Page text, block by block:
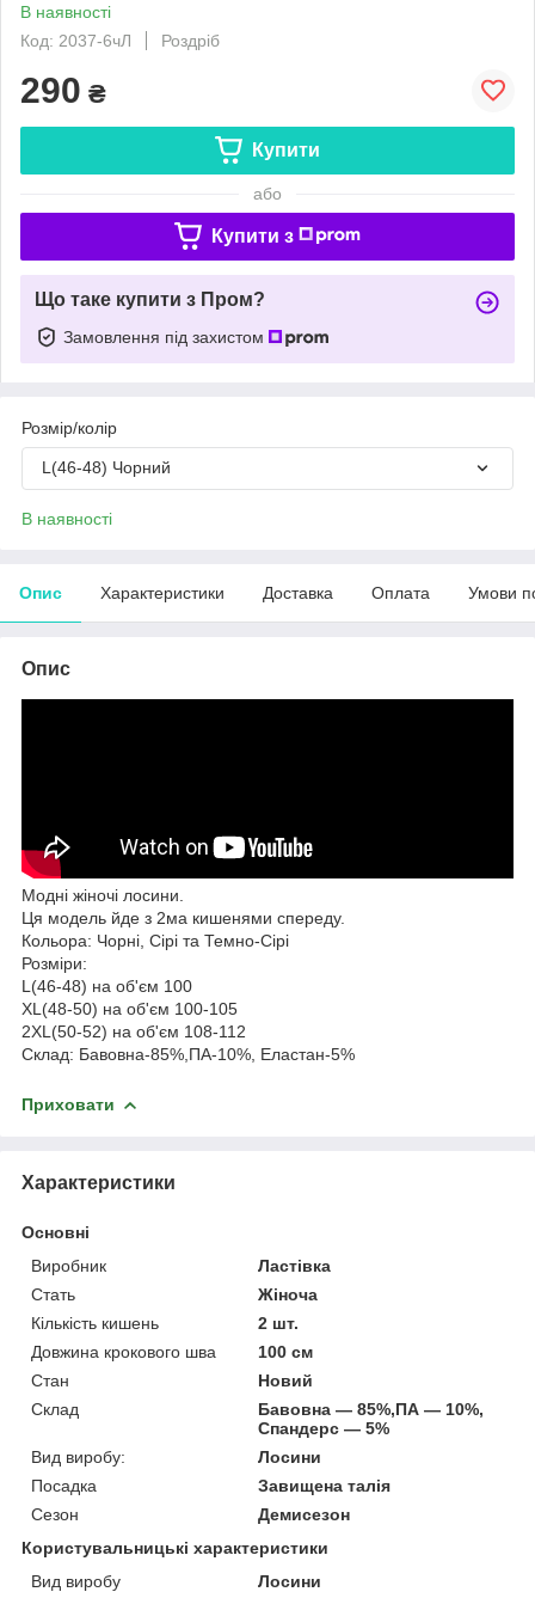
В наявності
Код: 2037-6чЛ
Роздріб
290 ₴
Купити
або
Купити з
Що таке купити з Пром?
Замовлення під захистом
Розмір/колір
L(46-48) Чорний
В наявності
Опис Характеристики Доставка Оплата Умови
Опис
Модні жіночі лосини.
Ця модель йде з 2ма кишенями спереду.
Кольора: Чорні, Сірі та Темно-Сірі
Розміри:
L(46-48) на об'єм 100
XL(48-50) на об'єм 100-105
2XL(50-52) на об'єм 108-112
Склад: Бавовна-85%,ПА-10%, Еластан-5%
Приховати
Характеристики
Основні
Виробник
Ластівка
Стать
Жіноча
Кількість кишень
2 шт.
Довжина крокового шва
100 см
Стан
Новий
Склад
Бавовна — 85%,ПА — 10%,
Спандерс — 5%
Вид виробу:
Лосини
Посадка
Завищена талія
Сезон
Демисезон
Користувальницькі характеристики
Вид виробу
Лосини